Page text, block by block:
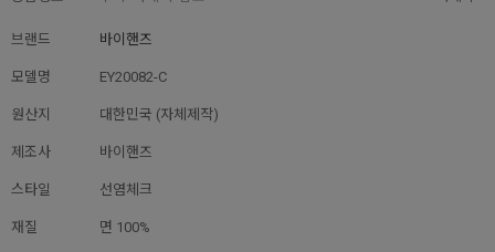
브랜드 바이핸즈
모델명 EY20082-C
원산지 대한민국 (자체제작)
제조사 바이핸즈
스타일 선염체크
재질 면 100%